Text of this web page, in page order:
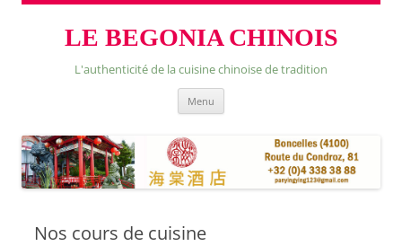
LE BEGONIA CHINOIS
L'authenticité de la cuisine chinoise de tradition
Menu
Nos cours de cuisine